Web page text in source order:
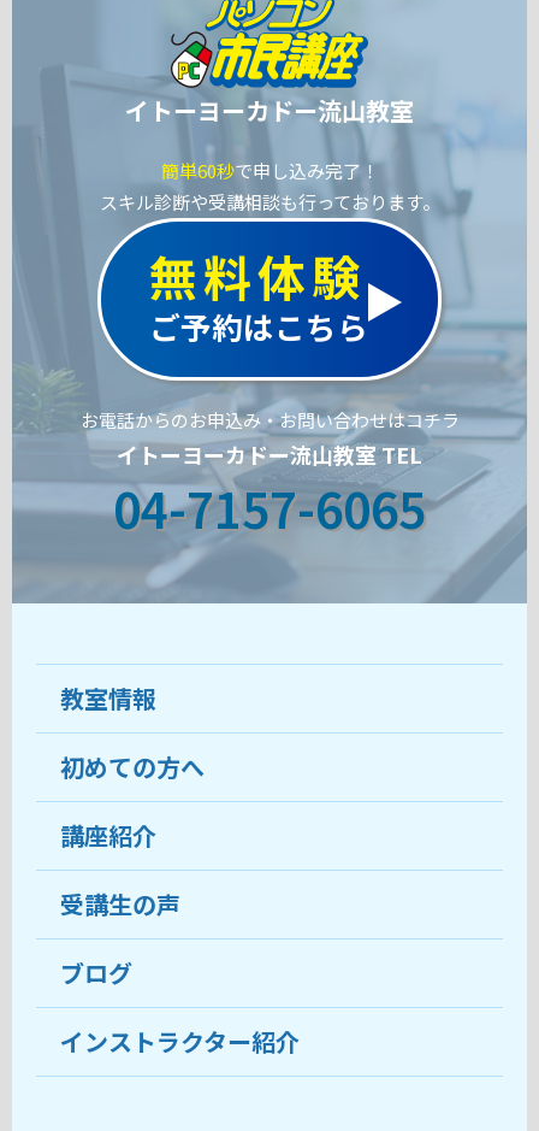
イトーヨーカドー流山教室
簡単60秒で申し込み完了！
スキル診断や受講相談も行っております。
無料体験
ご予約はこちら
お電話からのお申込み・お問い合わせはコチラ
イトーヨーカドー流山教室 TEL
04-7157-6065
教室情報
教室について
受講生の声
おすすめ・人気の講座
目的から講座を探す
教室ブログ
初めての方へ
ココがおすすめ
料金
受講までの流れ
よくあるご質問
講座紹介
受講生の声
ブログ
インストラクター紹介